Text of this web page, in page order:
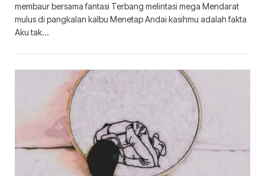
membaur bersama fantasi Terbang melintasi mega Mendarat
mulus di pangkalan kalbu Menetap Andai kasihmu adalah fakta
Aku tak…